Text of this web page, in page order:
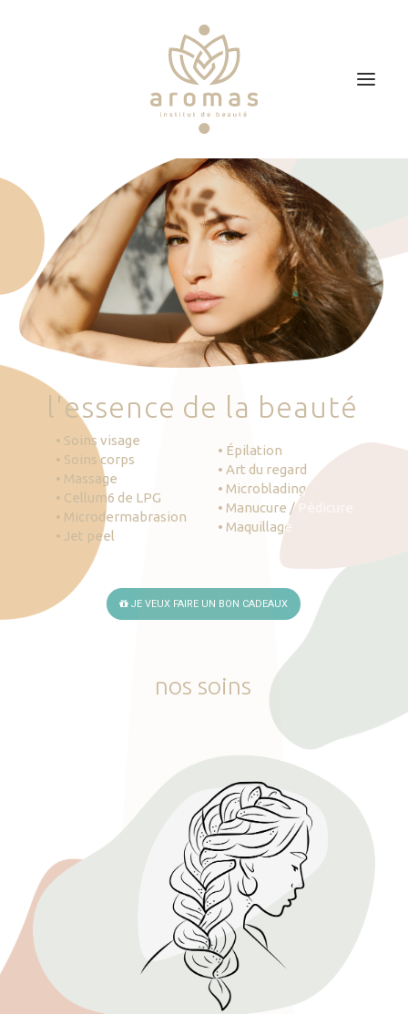
Soins
Je veux faire un bon cadeau
Plan d’accès
Prendre RDV
'essence de la beauté
• Soins visage
• Soins corps
• Massage
• Cellum6 de LPG
• Microdermabrasion
• Jet peel
• Épilation
• Art du regard
• Microblading
• Manucure / Pédicure
• Maquillage
JE VEUX FAIRE UN BON CADEAUX
nos soins